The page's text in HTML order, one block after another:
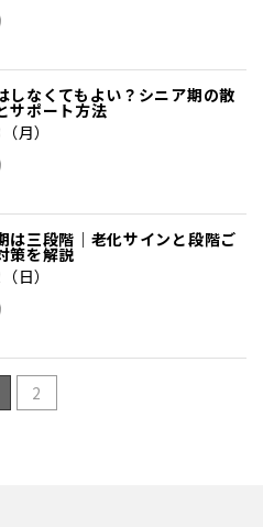
しなくてもよい？シニア期の散
サポート方法
月）
は三段階｜老化サインと段階ご
策を解説
日）
2